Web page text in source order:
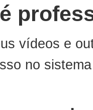
vídeos e
no